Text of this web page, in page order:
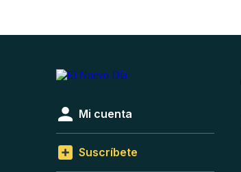
Mi cuenta
Suscríbete